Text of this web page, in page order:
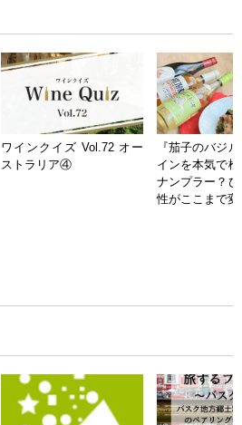
ワインクイズ Vol.72 オー
ストラリア④
『茄子のバジ
インを本気で
ナンプラー？
性がここまで